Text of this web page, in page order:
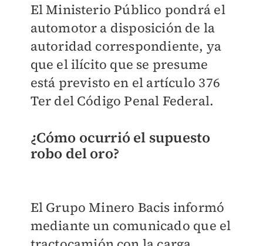
El Ministerio Público pondrá el
automotor a disposición de la
autoridad correspondiente, ya
que el ilícito que se presume
está previsto en el artículo 376
Ter del Código Penal Federal.
¿Cómo ocurrió el supuesto
robo del oro?
El Grupo Minero Bacis informó
mediante un comunicado que el